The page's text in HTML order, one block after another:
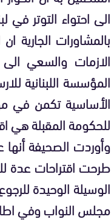
الى احتواء التوتر
بالمشاورات الجارية
الازمات والسعي
المؤسسة اللبنانية
للحكومة المقبلة هي
وأوردت الصحيفة
طرحت اقتراحات عدة
الوسيلة الوحيدة
مجلس النواب وفي